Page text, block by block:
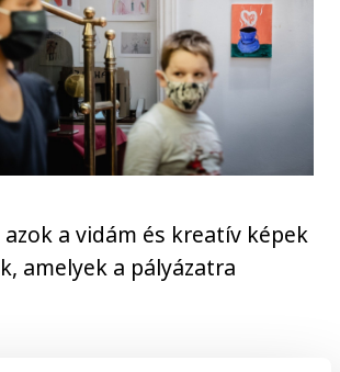
a vidám és kreatív képek
amelyek a pályázatra